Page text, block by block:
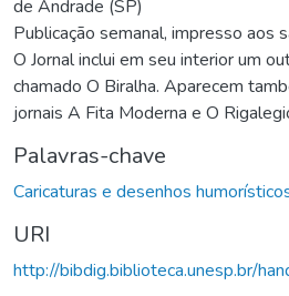
de Andrade (SP)
Publicação semanal, impresso aos
O Jornal inclui em seu interior um
chamado O Biralha. Aparecem
jornais A Fita Moderna e O
Palavras-chave
Caricaturas e desenhos
URI
http://bibdig.biblioteca.unesp.br/